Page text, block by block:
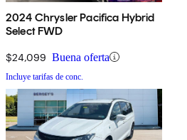
2024 Chrysler Pacifica Hybrid
Select FWD
$24,099 Buena oferta
Incluye tarifas de conc.